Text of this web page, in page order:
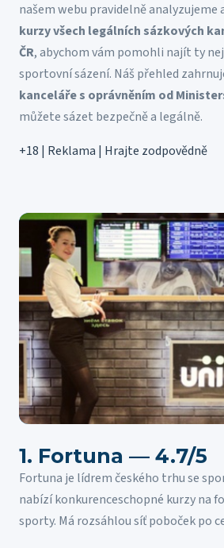
našem webu pravidelně analyzujeme
kurzy všech legálních sázkových
ČR, abychom vám pomohli najít ty
sportovní sázení. Náš přehled
kanceláře s oprávněním od
můžete sázet bezpečně a legálně.
+18 | Reklama | Hrajte zodpovědně
1. Fortuna — 4.7/5
Fortuna je lídrem českého trhu se
nabízí konkurenceschopné kurzy na
sporty. Má rozsáhlou síť poboček po